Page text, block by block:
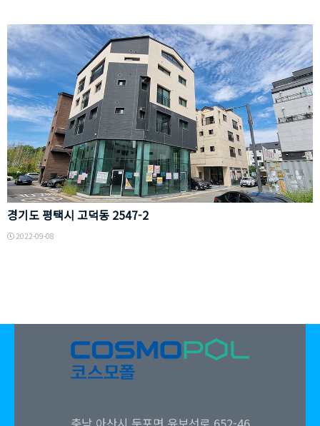
3
군
온
양
초
등
학
교
경
기
도
평
택
시
고
동
경기도 평택시 고덕동 2547-2
2022-09-08